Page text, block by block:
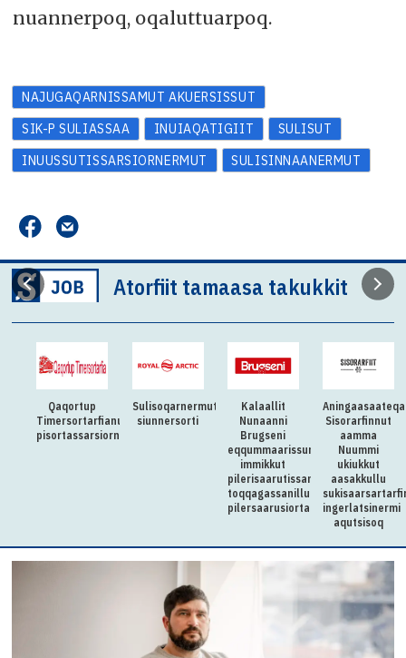
nuannerpoq, oqaluttuarpoq.
NAJUGAQARNISSAMUT AKUERSISSUT
SIK-P SULIASSAA
INUIAQATIGIIT
SULISUT
INUUSSUTISSARSIORNERMUT
SULISINNAANERMUT
Atorfiit tamaasa takukkit
Qaqortup
Timersortarfianut
pisortassarsiorneq
Sulisoqarnermut
siunnersorti
Kalaallit
Nunaanni
Brugseni
eqqummaarissumik
immikkut
pilerisaarutissanik
toqqagassanillu
pilersaarusiortartussarsiorpoq
Sisorarfinnut
aamma
Nuummi
ukiukkut
aasakkullu
ingerlatsinermi
aqutsisoq